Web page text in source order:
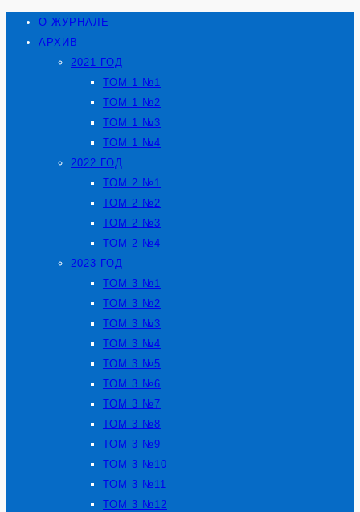
О ЖУРНАЛЕ
АРХИВ
2021 ГОД
ТОМ 1 №1
ТОМ 1 №2
ТОМ 1 №3
ТОМ 1 №4
2022 ГОД
ТОМ 2 №1
ТОМ 2 №2
ТОМ 2 №3
ТОМ 2 №4
2023 ГОД
ТОМ 3 №1
ТОМ 3 №2
ТОМ 3 №3
ТОМ 3 №4
ТОМ 3 №5
ТОМ 3 №6
ТОМ 3 №7
ТОМ 3 №8
ТОМ 3 №9
ТОМ 3 №10
ТОМ 3 №11
ТОМ 3 №12